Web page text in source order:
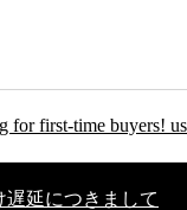
for first-time buyers!
延につきまして